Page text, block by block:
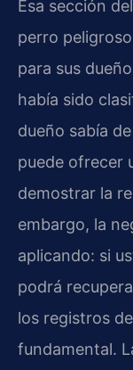
Esa sección
perro
para sus
había sido
dueño sabía
puede ofrecer
demostrar la
embargo, la
aplicando: si
podrá
los registros
fundamental.